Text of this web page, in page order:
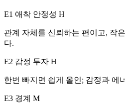
E1 애착 안정성 H
관계 자체를 신뢰하는 편이고, 작
다.
E2 감정 투자 H
한번 빠지면 쉽게 올인; 감정과 에
E3 경계 M